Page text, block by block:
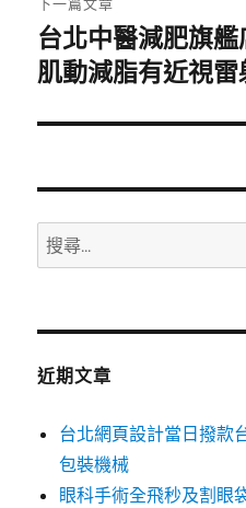
下
一
文
台北中醫減肥旗
肌動減脂有近視雷
搜
尋
鍵
近期文章
台北網頁設計當日撥款
包裝機械
眼科手術全飛秒及割眼